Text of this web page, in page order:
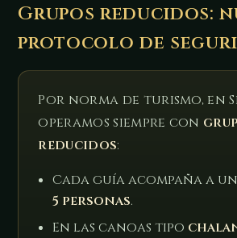
Grupos reducidos:
protocolo de
Por norma de turismo, en
operamos siempre con
reducidos:
Cada guía acompaña a un
5 personas.
En las canoas tipo